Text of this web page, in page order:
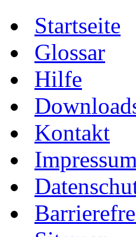
Startseite
Glossar
Hilfe
Kontakt
Impressum